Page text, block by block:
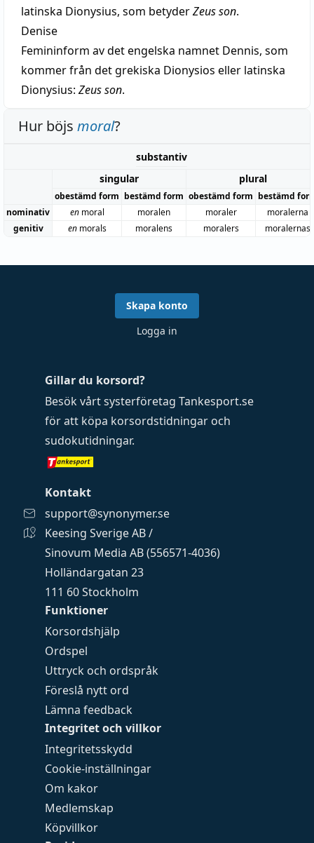
latinska Dionysius, som betyderZeus son.
Denise
Femininform av det engelska namnet Dennis, som
kommer från det grekiska Dionysios eller latinska
Dionysius: Zeus son.
Hur böjs moral?
substantiv
singular
plural
obestämd form bestämd form obestämd form bestämd
nominativ
enmoral moralen moraler
moralerna
genitiv
enmorals moralens moralers moralernas
Funktioner
Korsordshjälp
Ordspel
Uttryck och ordspråk
Föreslå nytt ord
Lämna feedback
Integritet och villkor
Integritetsskydd
Cookie-inställningar
Om kakor
Medlemskap
Köpvillkor
Gillar du korsord?
Besök vårt systerföretag Tankesport.se
för att köpa korsordstidningar och
sudokutidningar.
Kontakt
support@synonymer.se
Keesing Sverige AB /
Sinovum Media AB (556571-4036)
Holländargatan 23
111 60 Stockholm
Skapa konto
Logga in